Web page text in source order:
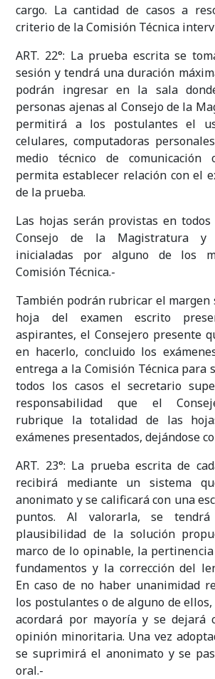
cargo. La cantidad de casos a
criterio de la Comisión Técnica
ART. 22°: La prueba escrita se
sesión y tendrá una duración
podrán ingresar en la sala
personas ajenas al Consejo de la
permitirá a los postulantes el
celulares, computadoras
medio técnico de comunicación
permita establecer relación con el
de la prueba.
Las hojas serán provistas en
Consejo de la Magistratura y
inicialadas por alguno de los
Comisión Técnica.-
También podrán rubricar el margen
hoja del examen escrito
aspirantes, el Consejero presente
en hacerlo, concluido los
entrega a la Comisión Técnica para
todos los casos el secretario
responsabilidad que el
rubrique la totalidad de las
exámenes presentados, dejándose
ART. 23°: La prueba escrita de
recibirá mediante un sistema
anonimato y se calificará con una
puntos. Al valorarla, se
plausibilidad de la solución
marco de lo opinable, la
fundamentos y la corrección del
En caso de no haber unanimidad
los postulantes o de alguno de
acordará por mayoría y se dejará
opinión minoritaria. Una vez
se suprimirá el anonimato y se
oral.-